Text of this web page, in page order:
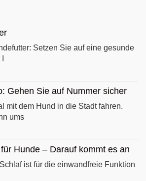
Setzen Sie auf eine gesunde
Gehen Sie auf Nummer sicher
mit dem Hund in die Stadt fahren.
ums
Hunde – Darauf kommt es an
ist für die einwandfreie Funktion